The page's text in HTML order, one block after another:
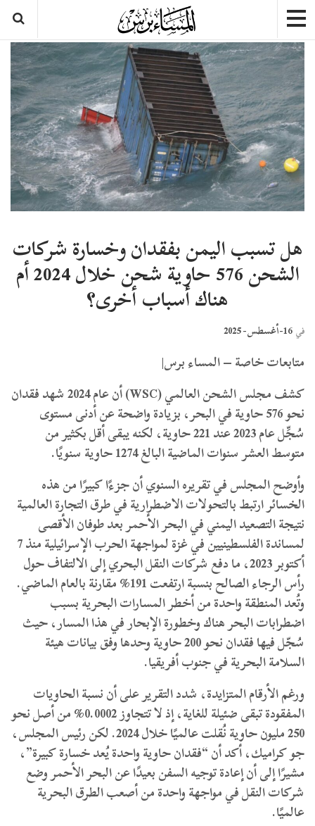
هل تسبب اليمن بفقدان وخسارة شركات
الشحن 576 حاوية شحن خلال 2024 أم
هناك أسباب أخرى؟
في 16-أغسطس- 2025
متابعات خاصة – المساء برس|
كشف مجلس الشحن العالمي (WSC) أن عام 2024 شهد فقدان
نحو 576 حاوية في البحر، بزيادة واضحة عن أدنى مستوى
سُجِّل عام 2023 عند 221 حاوية، لكنه يبقى أقل بكثير من
متوسط العشر سنوات الماضية البالغ 1274 حاوية سنويًا.
وأوضح المجلس في تقريره السنوي أن جزءًا كبيرًا من هذه
الخسائر ارتبط بالتحولات الاضطرارية في طرق التجارة العالمية
نتيجة التصعيد اليمني في البحر الأحمر بعد طوفان الأقصى
لمساندة الفلسطينيين في غزة لمواجهة الحرب الإسرائيلية منذ 7
أكتوبر 2023، ما دفع شركات النقل البحري إلى الالتفاف حول
رأس الرجاء الصالح بنسبة ارتفعت 191% مقارنة بالعام الماضي.
وتُعد المنطقة واحدة من أخطر المسارات البحرية بسبب
اضطرابات البحر هناك وخطورة الإبحار في هذا المسار، حيث
سُجّل فيها فقدان نحو 200 حاوية وحدها وفق بيانات هيئة
السلامة البحرية في جنوب أفريقيا.
ورغم الأرقام المتزايدة، شدد التقرير على أن نسبة الحاويات
المفقودة تبقى ضئيلة للغاية، إذ لا تتجاوز 0.0002% من أصل نحو
250 مليون حاوية نُقلت عالميًا خلال 2024. لكن رئيس المجلس،
جو كراميك، أكد أن “فقدان حاوية واحدة يُعد خسارة كبيرة”،
مشيرًا إلى أن إعادة توجيه السفن بعيدًا عن البحر الأحمر وضع
شركات النقل في مواجهة واحدة من أصعب الطرق البحرية
عالميًا.